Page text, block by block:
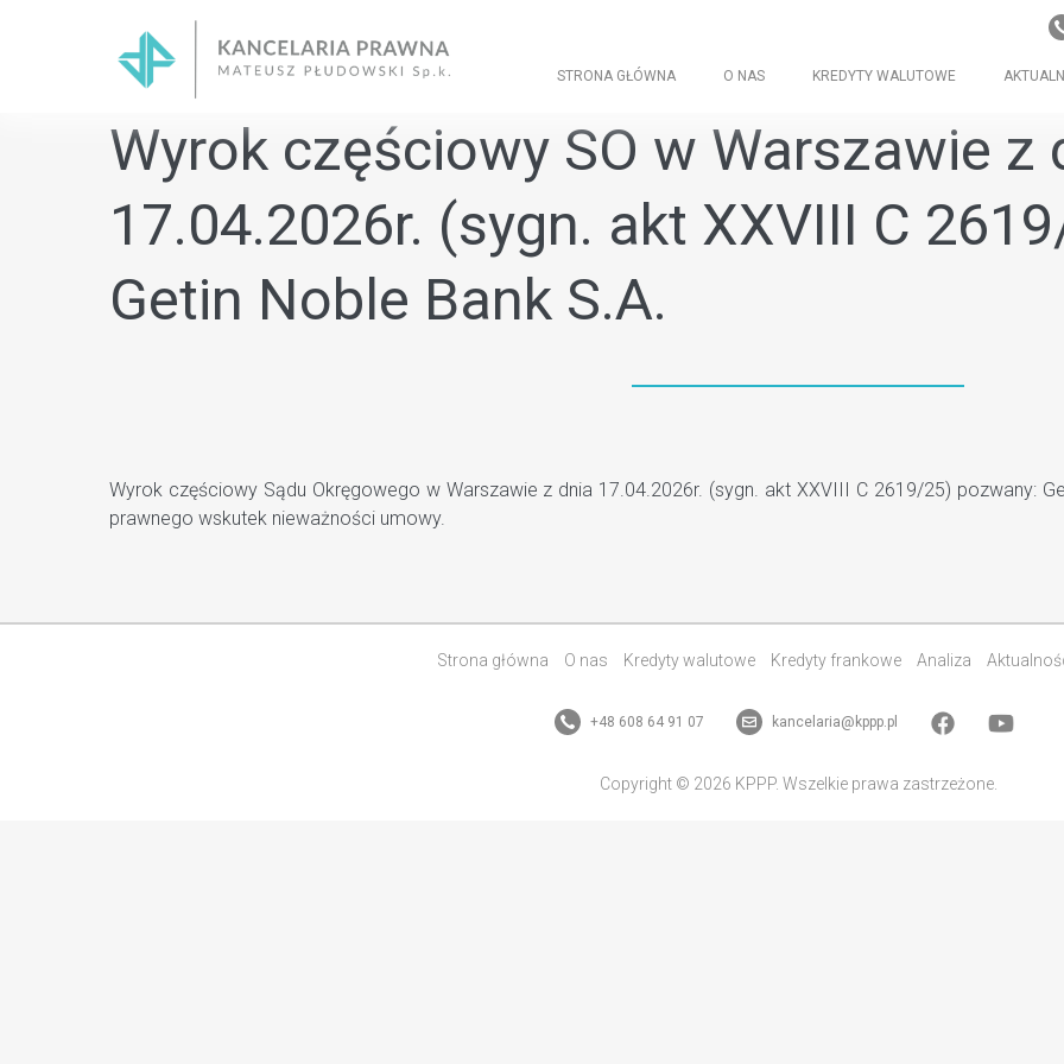
STRONA GŁÓWNA O NAS KREDYTY WALUTOWE
Wyrok częściowy SO w Warszawie z
17.04.2026r. (sygn. akt XXVIII C
Getin Noble Bank S.A.
Wyrok częściowy Sądu Okręgowego w Warszawie z dnia 17.04.2026r. (sygn. akt XXVIII C 2619/25) pozwany:
prawnego wskutek nieważności umowy.
Strona główna O nas Kredyty walutowe Kredyty frankowe Analiza
+48 608 64 91 07 kancelaria@kppp.pl
Copyright © 2026 KPPP. Wszelkie prawa zastrzeżone.